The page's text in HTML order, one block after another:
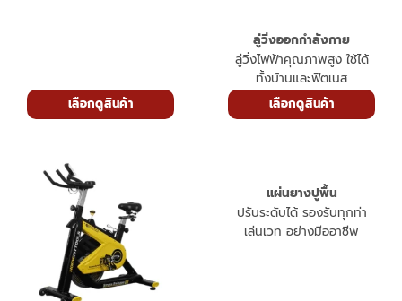
ลู่วิ่งออกกำลังกาย
ลู่วิ่งไฟฟ้าคุณภาพสูง ใช้ได้
ทั้งบ้านและฟิตเนส
แผ่นยางปูพื้น